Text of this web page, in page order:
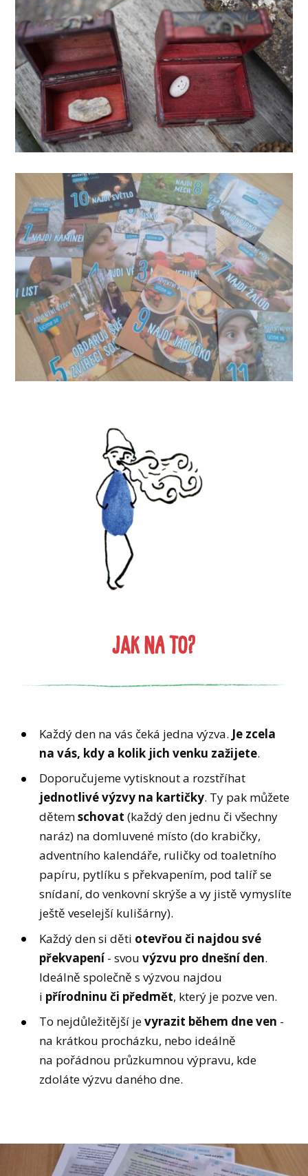
JAK NA TO?
Každý den na vás čeká jedna výzva. Je zcela
na vás, kdy a kolik jich venku zažijete.
Doporučujeme vytisknout a rozstříhat
jednotlivé výzvy na kartičky. Ty pak můžete
dětemschovat (každý den jednu či všechny
naráz) na domluvené místo (do krabičky,
adventního kalendáře, ruličky od toaletního
papíru, pytlíku s překvapením, pod talíř se
snídaní, do venkovní skrýše a vy jistě vymyslíte
ještě veselejší kulišárny).
Každý den si děti otevřou či najdou své
překvapení- svouvýzvu pro dnešní den.
Ideálně společně s výzvou najdou
i přírodninu či předmět, který je pozve ven.
To nejdůležitější jevyrazit během dne ven -
na krátkou procházku, nebo ideálně
na pořádnou průzkumnou výpravu, kde
zdoláte výzvu daného dne.